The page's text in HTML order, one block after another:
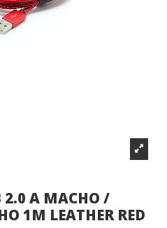
2.0 A MACHO /
1M LEATHER RED